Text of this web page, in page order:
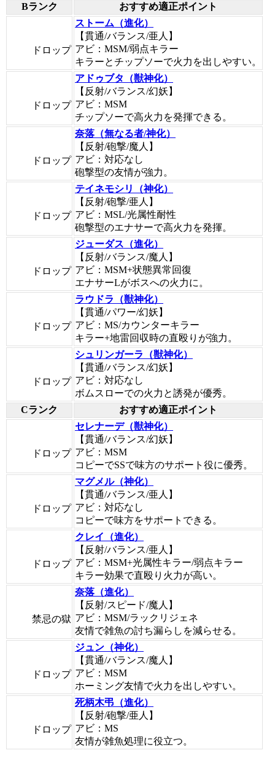
Bランク
おすすめ適正ポイント
ドロップ
ストーム（進化）
【貫通/バランス/亜人】
アビ：MSM/弱点キラー
キラーとチップソーで火力を出しやすい。
ドロップ
アドゥブタ（獣神化）
【反射/バランス/幻妖】
アビ：MSM
チップソーで高火力を発揮できる。
ドロップ
奈落（無なる者/神化）
【反射/砲撃/魔人】
アビ：対応なし
砲撃型の友情が強力。
ドロップ
テイネモシリ（神化）
【反射/砲撃/亜人】
アビ：MSL/光属性耐性
砲撃型のエナサーで高火力を発揮。
ドロップ
ジューダス（進化）
【反射/バランス/魔人】
アビ：MSM+状態異常回復
エナサーLがボスへの火力に。
ドロップ
ラウドラ（獣神化）
【貫通/パワー/幻妖】
アビ：MS/カウンターキラー
キラー+地雷回収時の直殴りが強力。
ドロップ
シュリンガーラ（獣神化）
【貫通/バランス/幻妖】
アビ：対応なし
ボムスローでの火力と誘発が優秀。
Cランク
おすすめ適正ポイント
ドロップ
セレナーデ（獣神化）
【貫通/バランス/幻妖】
アビ：MSM
コピーでSSで味方のサポート役に優秀。
ドロップ
マグメル（神化）
【貫通/バランス/亜人】
アビ：対応なし
コピーで味方をサポートできる。
ドロップ
クレイ（進化）
【反射/バランス/亜人】
アビ：MSM+光属性キラー/弱点キラー
キラー効果で直殴り火力が高い。
禁忌の獄
奈落（進化）
【反射/スピード/魔人】
アビ：MSM/ラックリジェネ
友情で雑魚の討ち漏らしを減らせる。
ドロップ
ジュン（神化）
【貫通/バランス/魔人】
アビ：MSM
ホーミング友情で火力を出しやすい。
ドロップ
死柄木弔（進化）
【反射/砲撃/亜人】
アビ：MS
友情が雑魚処理に役立つ。